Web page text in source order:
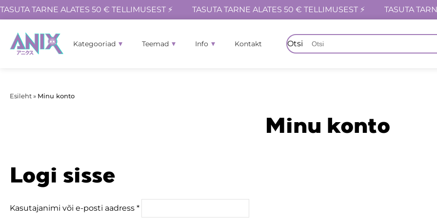
TASUTA TARNE ALATES 50 € TELLIMUSEST ⚡ TASUTA TARNE ALATES 50 € TELLIMUSEST ⚡ TASUTA
Kategooriad Teemad Info Kontakt
Otsi
Esileht» Minu konto
Minu konto
Logi sisse
Kasutajanimi või e-posti aadress *